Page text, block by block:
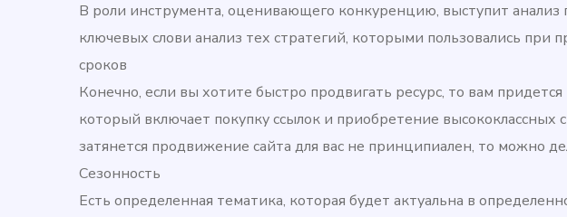
В роли инструмента, оценивающего конкуренцию, выступит анализ
ключевых слови анализ тех стратегий, которыми пользовались
сроков
Конечно, если вы хотите быстро продвигать ресурс, то вам
который включает покупку ссылок и приобретение высококлассных
затянется продвижение сайта для вас не принципиален, то можно
Сезонность
Есть определенная тематика, которая будет актуальна в